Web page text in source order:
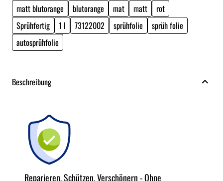
matt blutorange
blutorange mat matt
rot
Sprühfertig
1 l 73122002 sprühfolie
sprüh folie
autosprühfolie
Beschreibung
Reparieren, Schützen, Verschönern - Ohne